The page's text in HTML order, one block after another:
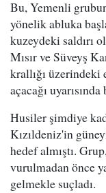
Bu, Yemenli
yönelik abluka
kuzeydeki saldırı
Mısır ve Süveyş
krallığı üzerindeki
açacağı
Husiler şimdiye
Kızıldeniz'in
hedef almıştı.
vurulmadan önce
gelmekle suçladı.